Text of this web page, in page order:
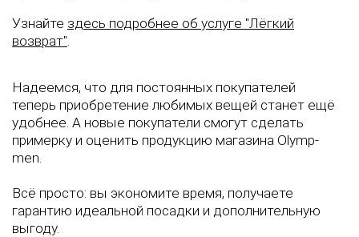
Узнайте здесь подробнее об услуге "Лёгкий
возврат"
Надеемся, что для постоянных покупателей
теперь приобретение любимых вещей станет ещё
удобнее. А новые покупатели смогут сделать
примерку и оценить продукцию магазина Olymp-
men.
Всё просто: вы экономите время, получаете
гарантию идеальной посадки и дополнительную
выгоду.